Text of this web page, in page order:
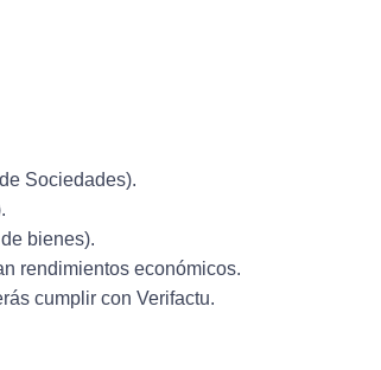
Sociedades).
bienes).
rendimientos económicos.
cumplir con Verifactu.